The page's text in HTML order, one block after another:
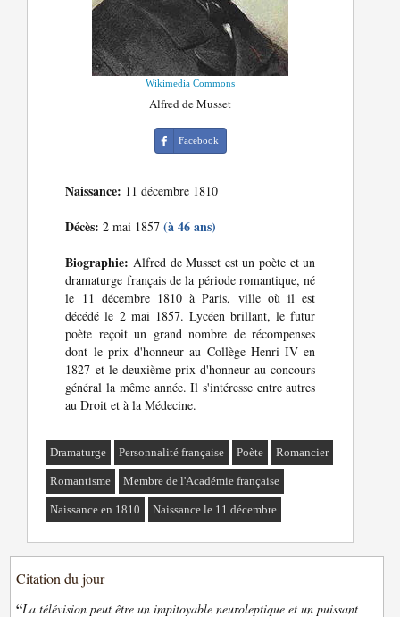
Wikimedia Commons
Alfred de Musset
Facebook
Naissance: 11 décembre 1810
Décès: 2 mai 1857(à 46 ans)
Biographie: Alfred de Musset est un poète et un
dramaturge français de la période romantique, né
le 11 décembre 1810 à Paris, ville où il est
décédé le 2 mai 1857. Lycéen brillant, le futur
poète reçoit un grand nombre de récompenses
dont le prix d'honneur au Collège Henri IV en
1827 et le deuxième prix d'honneur au concours
général la même année. Il s'intéresse entre autres
au Droit et à la Médecine.
Dramaturge Personnalité française Poète Romancier
Romantisme Membre de l'Académie française
Naissance en 1810 Naissance le 11 décembre
Citation du jour
“La télévision peut être un impitoyable neuroleptique et un puissant